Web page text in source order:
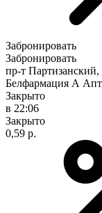
Забронировать
Забронировать
пр-т
Белфармация А
Закрыто
в 22:06
Закрыто
0,59 р.